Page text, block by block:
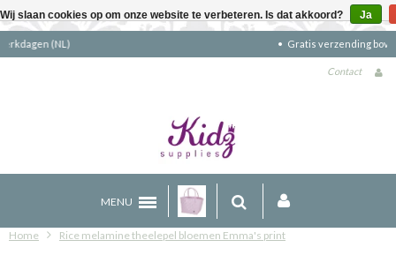
Gratis verzending boven €90 (NL)
Contact
MENU
Home Rice melamine theelepel bloemen Emma's print
Wij slaan cookies op om onze website te verbeteren. Is dat akkoord? Ja